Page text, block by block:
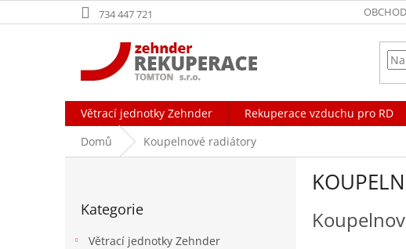
na
734 447 721
Větrací jednotky Zehnder Rekuperace vzduchu pro RD
Domů
Koupelnové radiátory
kategorie
Kategorie
Větrací jednotky Zehnder